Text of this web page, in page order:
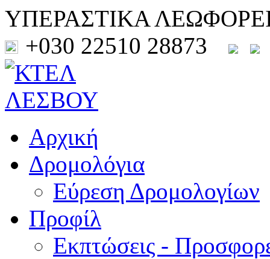
ΥΠΕΡΑΣΤΙΚΑ
+030 22510 28873
Αρχική
Δρομολόγια
Εύρεση Δρομολογίων
Προφίλ
Εκπτώσεις -